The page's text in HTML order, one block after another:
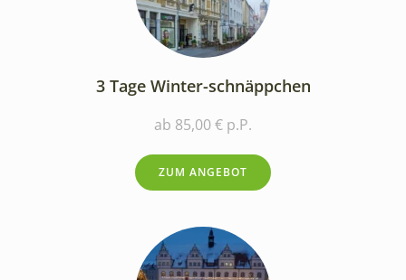
3 Tage Winter-schnäppchen
ab 85,00 € p.P.
ZUM ANGEBOT